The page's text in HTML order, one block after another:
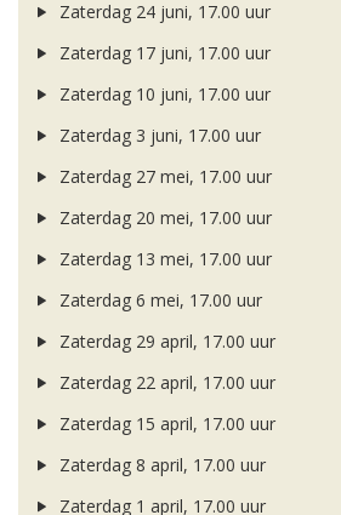
Zaterdag 24 juni, 17.00 uur
Zaterdag 17 juni, 17.00 uur
Zaterdag 10 juni, 17.00 uur
Zaterdag 3 juni, 17.00 uur
Zaterdag 27 mei, 17.00 uur
Zaterdag 20 mei, 17.00 uur
Zaterdag 13 mei, 17.00 uur
Zaterdag 6 mei, 17.00 uur
Zaterdag 29 april, 17.00 uur
Zaterdag 22 april, 17.00 uur
Zaterdag 15 april, 17.00 uur
Zaterdag 8 april, 17.00 uur
Zaterdag 1 april, 17.00 uur